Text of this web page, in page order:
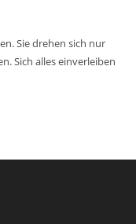
Sie drehen sich nur
Sich alles einverleiben